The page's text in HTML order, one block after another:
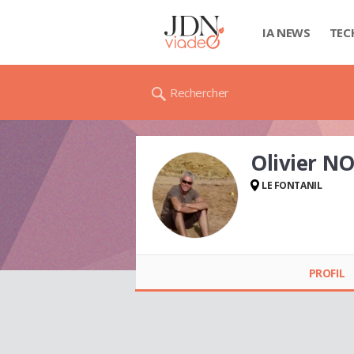
IA NEWS
Rechercher
Olivier
LE FONTANIL
PROFIL